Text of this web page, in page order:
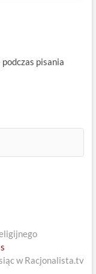
pisania
post:w Racjonalista.tv